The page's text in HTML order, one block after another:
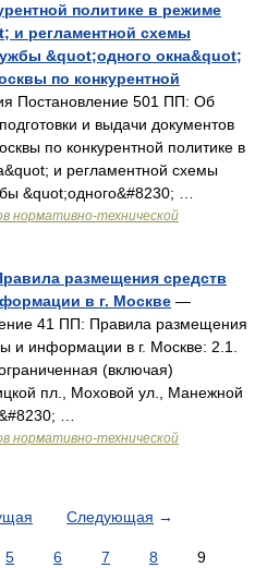
политике в режиме
и регламентной схемы
&quot;одного окна&quot;
по конкурентной
Постановление 501 ПП: Об
и выдачи документов
по конкурентной политике в
и регламентной схемы
&quot;одного&#8230; …
нормативно-технической
размещения средств
в г. Москве —
41 ПП: Правила размещения
и информации в г. Москве: 2.1.
(включая)
пл., Моховой ул., Манежной
…
нормативно-технической
Следующая →
5 6 7 8
9